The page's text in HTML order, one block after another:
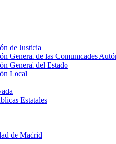
de Justicia
General de las Comunidades
General del Estado
Local
Estatales
de Madrid